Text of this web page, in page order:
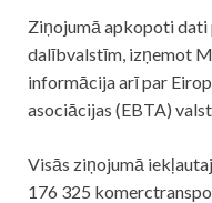
Ziņojumā apkopoti dati
dalībvalstīm, izņemot
informācija arī par
asociācijas (EBTA)
Visās ziņojumā
176 325